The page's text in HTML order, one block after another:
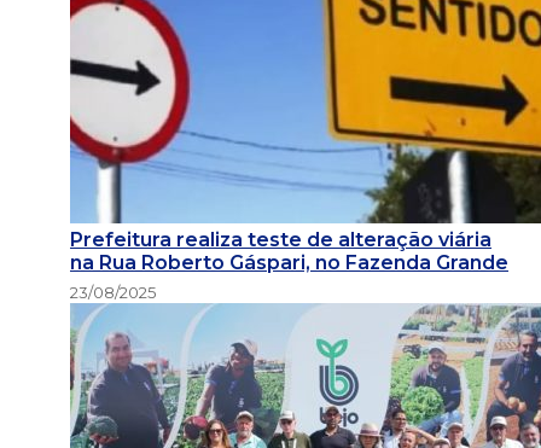
Prefeitura realiza teste de alteração viária
na Rua Roberto Gáspari, no Fazenda Grande
23/08/2025